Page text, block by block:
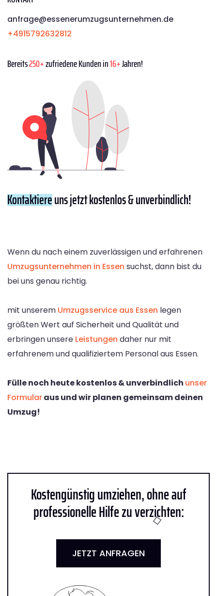
anfrage@essenerumzugsunternehmen.de
+4915792632812
Bereits250+zufriedene Kunden in16+Jahren!
Kontaktiereuns jetzt kostenlos & unverbindlich!
Wenn du nach einem zuverlässigen und erfahrenen
Umzugsunternehmen in Essen suchst, dann bist du
bei uns genau richtig.
mit unserem Umzugsservice aus Essen legen
größten Wert auf Sicherheit und Qualität und
erbringen unsere Leistungen daher nur mit
erfahrenem und qualifiziertem Personal aus Essen.
Fülle noch heute kostenlos & unverbindlich unser
Formularaus und wir planen gemeinsam deinen
Umzug!
Kostengünstig umziehen, ohne auf
professionelle Hilfe zu verzichten:
JETZT ANFRAGEN